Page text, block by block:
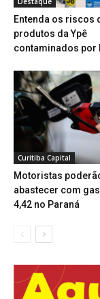
Entenda os riscos
produtos da Ypê
contaminados por
Curitiba Capital
Motoristas
abastecer com
4,42 no Paraná